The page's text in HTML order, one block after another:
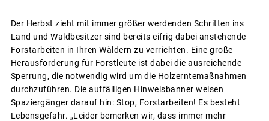
Der Herbst zieht mit immer größer werdenden Schritten ins
Land und Waldbesitzer sind bereits eifrig dabei anstehende
Forstarbeiten in Ihren Wäldern zu verrichten. Eine große
Herausforderung für Forstleute ist dabei die ausreichende
Sperrung, die notwendig wird um die Holzerntemaßnahmen
durchzuführen. Die auffälligen Hinweisbanner weisen
Spaziergänger darauf hin: Stop, Forstarbeiten! Es besteht
Lebensgefahr. „Leider bemerken wir, dass immer mehr